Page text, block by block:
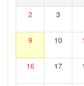
2 3
9 10
16 17